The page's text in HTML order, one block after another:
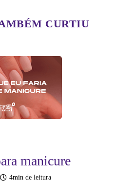
CURTIU
manicure
4min de leitura